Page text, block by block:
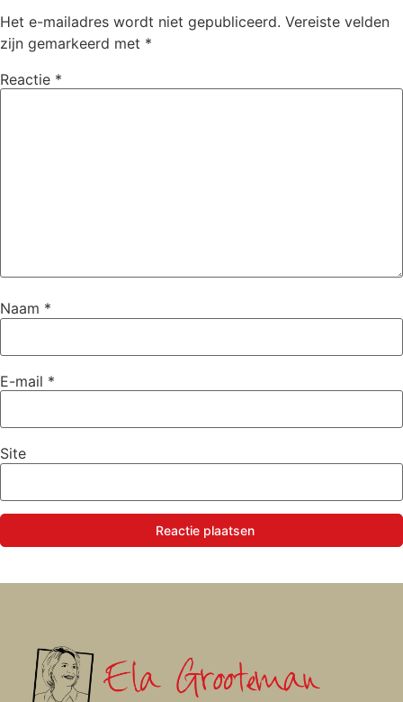
Het e-mailadres wordt niet gepubliceerd. Vereiste velden
zijn gemarkeerd met *
Reactie *
Naam *
E-mail *
Site
Reactie plaatsen